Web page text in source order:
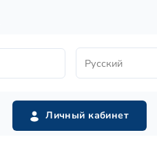
Русский
Личный кабинет